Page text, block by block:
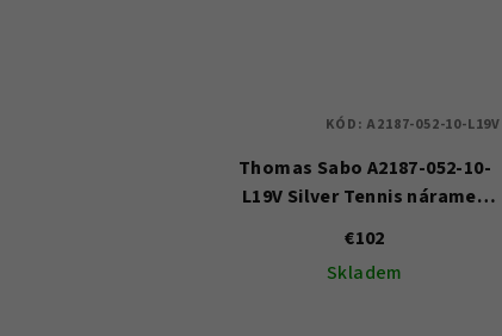
Thomas Sabo A2187-052-10-
L19V Silver Tennis náramek
€102
Skladem
KÓD:A2187-052-10-L19V